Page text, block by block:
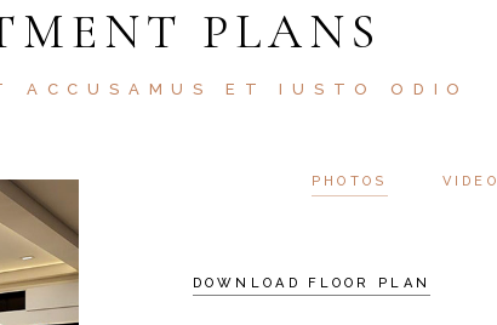
PLANS
ACCUSAMUS ET IUSTO ODIO
PHOTOS VIDEO
DOWNLOAD FLOOR PLAN